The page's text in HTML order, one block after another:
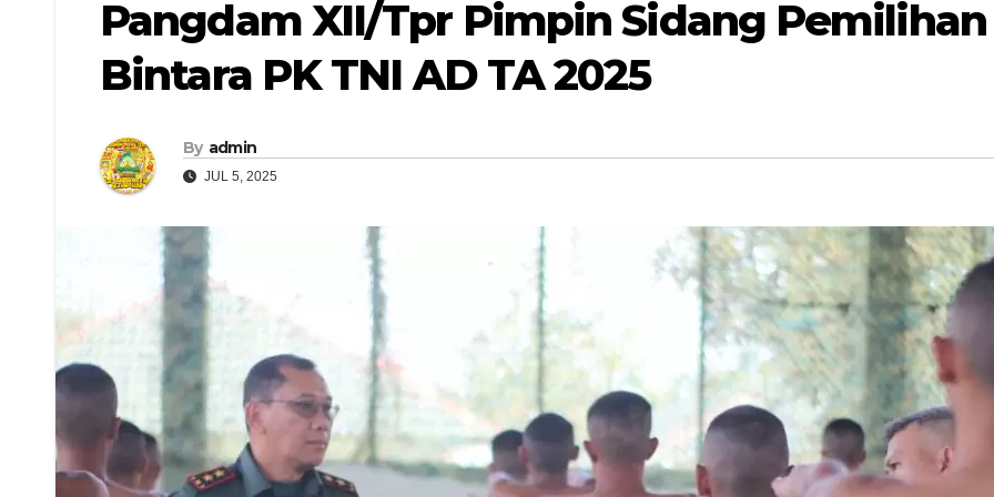
Pangdam XII/Tpr Pimpin Sidang
Bintara PK TNI AD TA 2025
By admin
JUL 5, 2025